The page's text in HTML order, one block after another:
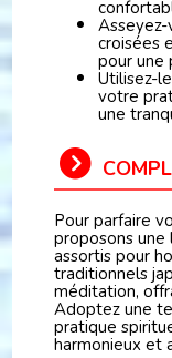
Asseyez-
croisées
pour une
Utilisez-
votre
une
Pour parfaire
proposons
assortis pour
traditionnels
méditation,
Adoptez une
pratique
harmonieux et